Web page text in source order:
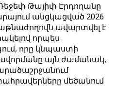
Թայիփ Էրդողանը
անցկացված 2026
ավարտվել է
որպես
որը կնպաստի
այն ժամանակ,
մեծանում